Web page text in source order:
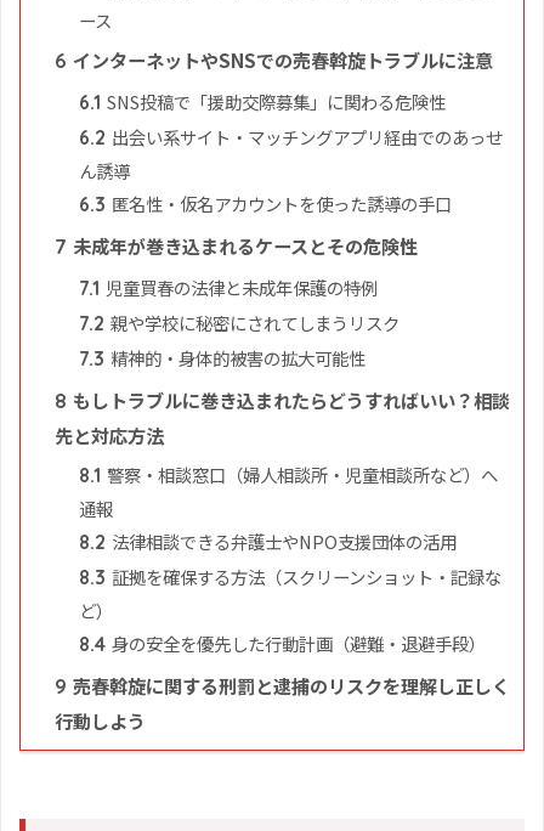
ース
6 インターネットやSNSでの売春斡旋トラブルに注意
6.1 SNS投稿で「援助交際募集」に関わる危険性
6.2 出会い系サイト・マッチングアプリ経由でのあっせ
ん誘導
6.3 匿名性・仮名アカウントを使った誘導の手口
7 未成年が巻き込まれるケースとその危険性
7.1 児童買春の法律と未成年保護の特例
7.2 親や学校に秘密にされてしまうリスク
7.3 精神的・身体的被害の拡大可能性
8 もしトラブルに巻き込まれたらどうすればいい？相談
先と対応方法
8.1 警察・相談窓口（婦人相談所・児童相談所など）へ
通報
8.2 法律相談できる弁護士やNPO支援団体の活用
8.3 証拠を確保する方法（スクリーンショット・記録な
ど）
8.4 身の安全を優先した行動計画（避難・退避手段）
9 売春斡旋に関する刑罰と逮捕のリスクを理解し正しく
行動しよう